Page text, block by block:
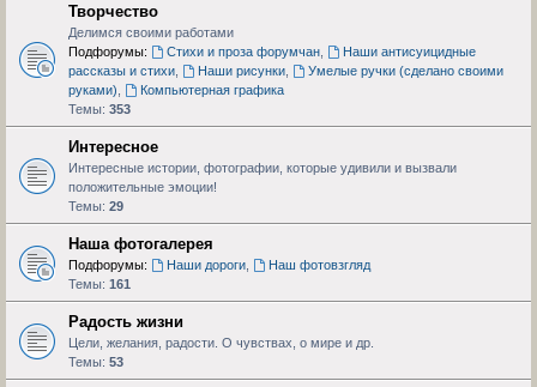
Творчество
Делимся своими работами
Подфорумы:
Стихи и проза форумчан,
Наши антисуицидные
рассказы и стихи
Наши рисунки,
Умелые ручки (сделано своими
руками)
Компьютерная графика
Темы: 353
Интересное
Интересные истории, фотографии, которые удивили и вызвали
положительные эмоции!
Темы: 29
Наша фотогалерея
Подфорумы: Наши дороги,
Наш фотовзгляд
Темы: 161
Радость жизни
Цели, желания, радости. О чувствах, о мире и др.
Темы: 53